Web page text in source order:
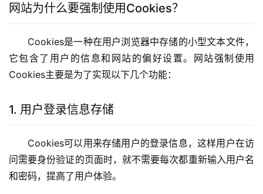
网站为什么要强制使用Cookies？
Cookies是一种在用户浏览器中存储的小型文本文件，
它包含了用户的信息和网站的偏好设置。网站强制使用
Cookies主要是为了实现以下几个功能：
1. 用户登录信息存储
Cookies可以用来存储用户的登录信息，这样用户在访
问需要身份验证的页面时，就不需要每次都重新输入用户名
和密码，提高了用户体验。